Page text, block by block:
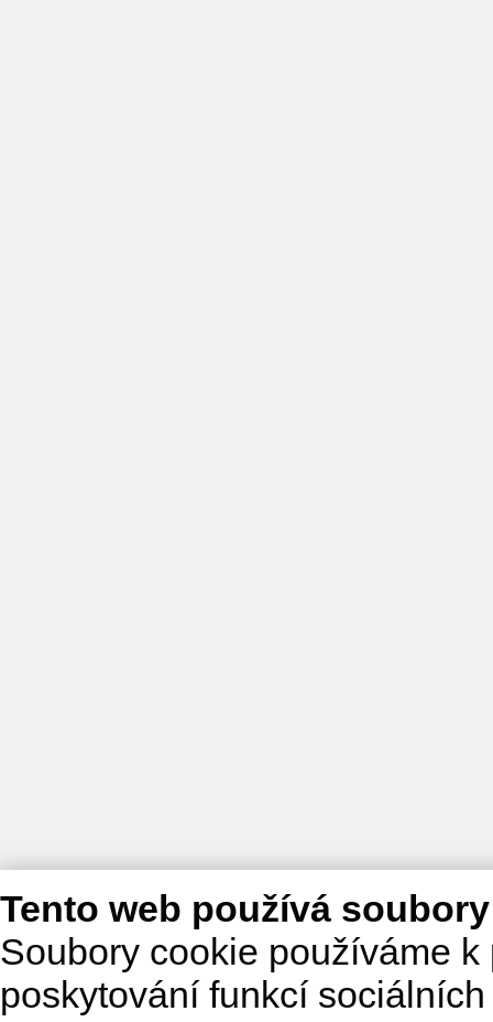
Tento web používá
Soubory cookie používáme
poskytování funkcí